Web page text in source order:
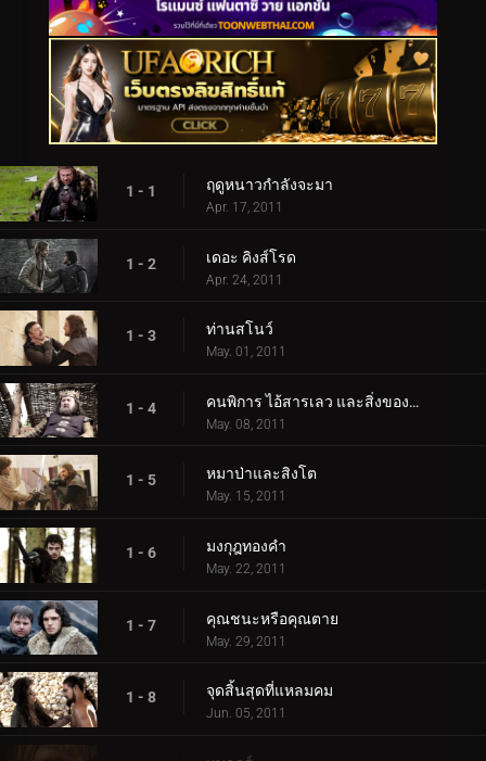
1 - 1 ฤดูหนาวกำลังจะมา
Apr. 17, 2011
1 - 2 เดอะ คิงส์โรด
Apr. 24, 2011
1 - 3 ท่านสโนว์
May. 01, 2011
1 - 4 คนพิการ ไอ้สารเลว และสิ่งของแตกหัก
May. 08, 2011
1 - 5 หมาป่าและสิงโต
May. 15, 2011
1 - 6 มงกุฎทองคำ
May. 22, 2011
1 - 7 คุณชนะหรือคุณตาย
May. 29, 2011
1 - 8 จุดสิ้นสุดที่แหลมคม
Jun. 05, 2011